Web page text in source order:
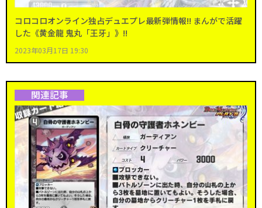
コロコロオンライン独占デュエプレ最新弾情報!! まんがで活躍
した《黄金龍 鬼丸「王牙」》!!
2023年03月17日 19:30
関連記事